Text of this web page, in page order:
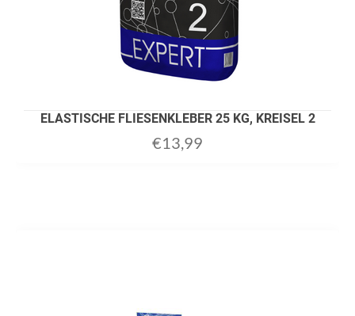
ELASTISCHE FLIESENKLEBER 25 KG, KREISEL 2
€13,99